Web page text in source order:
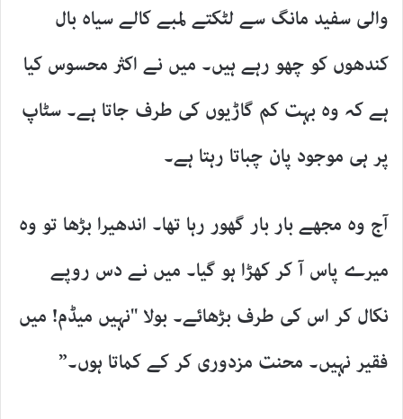
والی سفید مانگ سے لٹکتے لمبے کالے سیاہ بال
کندھوں کو چھو رہے ہیں۔ میں نے اکثر محسوس کیا
ہے کہ وہ بہت کم گاڑیوں کی طرف جاتا ہے۔ سٹاپ
پر ہی موجود پان چباتا رہتا ہے۔
آج وہ مجھے بار بار گھور رہا تھا۔ اندھیرا بڑھا تو وہ
میرے پاس آ کر کھڑا ہو گیا۔ میں نے دس روپے
نکال کر اس کی طرف بڑھائے۔ بولا "نہیں میڈم! میں
فقیر نہیں۔ محنت مزدوری کر کے کماتا ہوں۔”